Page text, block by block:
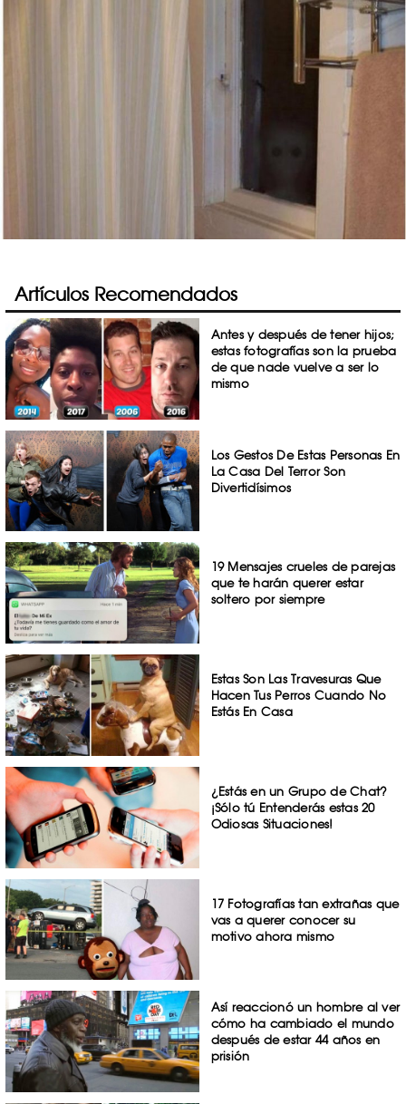
Artículos Recomendados
Antes y después de tener hijos;
estas fotografías son la prueba
de que nade vuelve a ser lo
mismo
Los Gestos De Estas Personas En
La Casa Del Terror Son
Divertidísimos
19 Mensajes crueles de parejas
que te harán querer estar
soltero por siempre
Estas Son Las Travesuras Que
Hacen Tus Perros Cuando No
Estás En Casa
¿Estás en un Grupo de Chat?
¡Sólo tú Entenderás estas 20
Odiosas Situaciones!
17 Fotografías tan extrañas que
vas a querer conocer su
motivo ahora mismo
Así reaccionó un hombre al ver
cómo ha cambiado el mundo
después de estar 44 años en
prisión